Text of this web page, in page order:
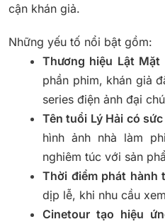
cận khán giả.
Những yếu tố nổi bật gồm:
Thương hiệu Lật
phần phim, khán giả
series điện ảnh đại
Tên tuổi Lý Hải có
hình ảnh nhà làm
nghiêm túc với sản
Thời điểm phát hành
dịp lễ, khi nhu cầu
Cinetour tạo hiệu